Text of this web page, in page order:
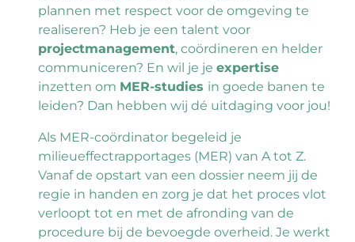
plannen met respect voor de omgeving te
realiseren? Heb je een talent voor
projectmanagement, coördineren en helder
communiceren? En wil je je expertise
inzetten om MER-studies in goede banen te
leiden? Dan hebben wij dé uitdaging voor jou!
Als MER-coördinator begeleid je
milieueffectrapportages (MER) van A tot Z.
Vanaf de opstart van een dossier neem jij de
regie in handen en zorg je dat het proces vlot
verloopt tot en met de afronding van de
procedure bij de bevoegde overheid. Je werkt